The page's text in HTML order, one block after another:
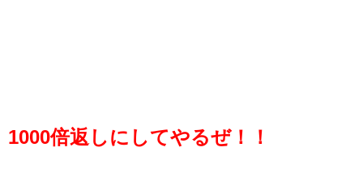
1000倍返しにしてやるぜ！！